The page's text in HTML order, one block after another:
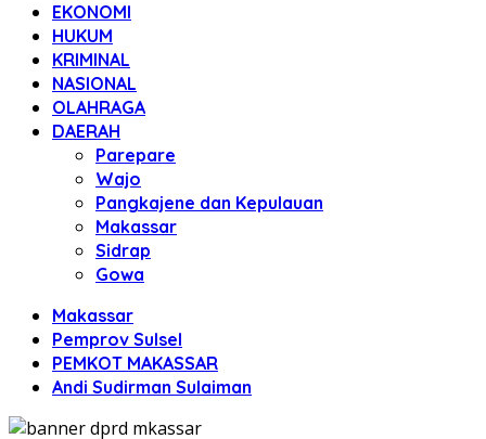
EKONOMI
HUKUM
KRIMINAL
NASIONAL
OLAHRAGA
DAERAH
Parepare
Wajo
Pangkajene dan Kepulauan
Makassar
Sidrap
Gowa
Makassar
Pemprov Sulsel
PEMKOT MAKASSAR
Andi Sudirman Sulaiman